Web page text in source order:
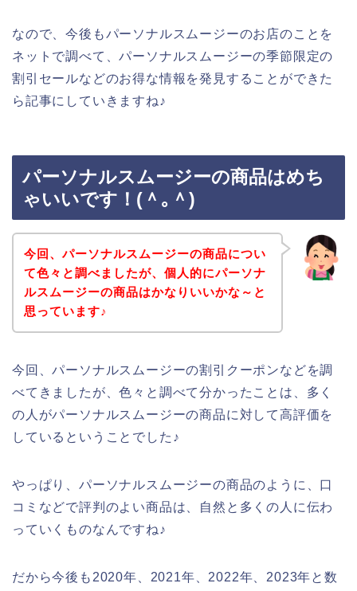
なので、今後もパーソナルスムージーのお店のことを
ネットで調べて、パーソナルスムージーの季節限定の
割引セールなどのお得な情報を発見することができた
ら記事にしていきますね♪
パーソナルスムージーの商品はめち
ゃいいです！(＾｡＾)
今回、パーソナルスムージーの商品につい
て色々と調べましたが、個人的にパーソナ
ルスムージーの商品はかなりいいかな～と
思っています♪
今回、パーソナルスムージーの割引クーポンなどを調
べてきましたが、色々と調べて分かったことは、多く
の人がパーソナルスムージーの商品に対して高評価を
しているということでした♪
やっぱり、パーソナルスムージーの商品のように、口
コミなどで評判のよい商品は、自然と多くの人に伝わ
っていくものなんですね♪
だから今後も2020年、2021年、2022年、2023年と数